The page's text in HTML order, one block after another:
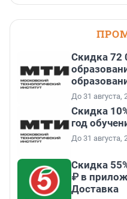
Скидка 72
До 31 августа,
Скидка
год
До 31 августа,
Скидка
₽ в
Доставка